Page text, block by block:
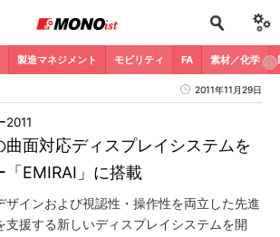
製造マネジメント モビリティ FA 素材／化学
2011年11月29日
曲面対応ディスプレイシステムを
「EMIRAI」に搭載
2011
ザインおよび視認性・操作性を両立した先進
支援する新しいディスプレイシステムを開